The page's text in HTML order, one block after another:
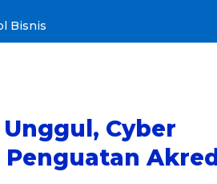
Bisnis
Cyber